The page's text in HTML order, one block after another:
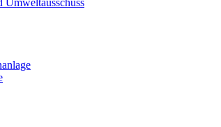
Umweltausschuss